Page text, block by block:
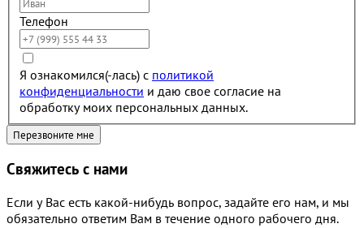
Телефон
Я ознакомился(-лась) с политикой
конфиденциальности и даю свое согласие на
обработку моих персональных данных.
Свяжитесь с нами
Если у Вас есть какой-нибудь вопрос, задайте его нам, и мы
обязательно ответим Вам в течение одного рабочего дня.